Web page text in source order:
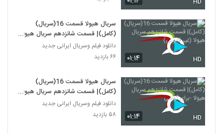
۰۱:۱۴ HD
سریال هیولا قسمت 16(سریال)
(کامل)| قسمت شانزدهم سریال هیولا
(غیر قانونی)
دانلود فیلم وسریال ایرانی جدید
۶۶ بازدید
۰۱:۱۴ HD
سریال هیولا قسمت 16(سریال)
(کامل)| قسمت شانزدهم سریال هیولا
-برای گوشی
دانلود فیلم وسریال ایرانی جدید
۵۸ بازدید